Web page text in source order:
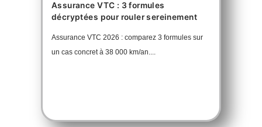
Assurance VTC : 3 formules
décryptées pour rouler sereinement
Assurance VTC 2026 : comparez 3 formules sur
un cas concret à 38 000 km/an....